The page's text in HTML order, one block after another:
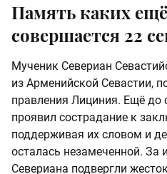
Память каких
совершается 22
Мученик Севериан
из Арменийской Севастии,
правления Лициния. Ещё до
проявил сострадание к
поддерживая их словом и
осталась незамеченной. За
Севериана подвергли